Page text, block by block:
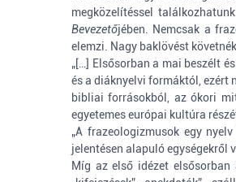
megközelítéssel
Bevezetőjében. Nemcsak a
elemzi. Nagy baklövést
„[…] Elsősorban a mai beszélt
és a diáknyelvi formáktól, ezért
bibliai forrásokból, az ókori
egyetemes európai kultúra
„A frazeologizmusok egy
jelentésen alapuló egységekről
Míg az első idézet elsősorban